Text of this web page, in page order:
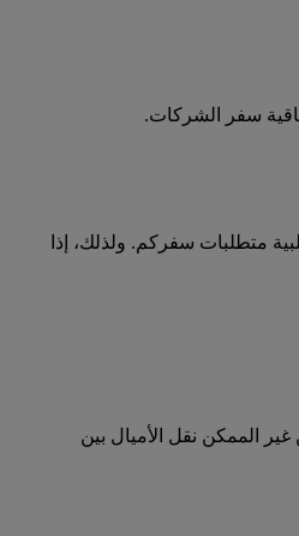
سفر الشركات.
متطلبات سفركم. ولذلك، إذا
الممكن نقل الأميال بين